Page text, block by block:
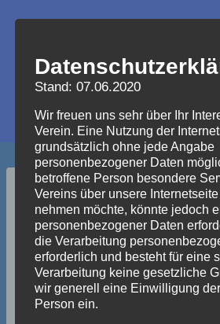
Die
zum Grau-
Die Verleihungsurkunde wird
Ordensträger bei der
ausgehändigt. Der Orden
sich lediglich durch eine
Orden eingeprägt wird.
Stand: 07.06.2020
Wir freuen uns sehr über Ihr
Verein. Eine Nutzung der
grundsätzlich ohne jede Angabe
personenbezogener Daten
betroffene Person besondere
Vereins über unsere
nehmen möchte, könnte jedoch
personenbezogener Daten
die Verarbeitung
erforderlich und besteht für eine
Verarbeitung keine gesetzliche
wir generell eine Einwilligung
Person ein.